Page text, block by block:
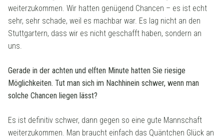
weiterzukommen. Wir hatten genügend Chancen – es ist echt
sehr, sehr schade, weil es machbar war. Es lag nicht an den
Stuttgartern, dass wir es nicht geschafft haben, sondern an
uns.
Gerade in der achten und elften Minute hatten Sie riesige
Möglichkeiten. Tut man sich im Nachhinein schwer, wenn man
solche Chancen liegen lässt?
Es ist definitiv schwer, dann gegen so eine gute Mannschaft
weiterzukommen. Man braucht einfach das Quäntchen Glück an